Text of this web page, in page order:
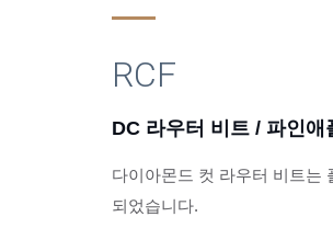
RCF
DC 라우터 비트 / 파인
다이아몬드 컷 라우터 비트는
되었습니다.